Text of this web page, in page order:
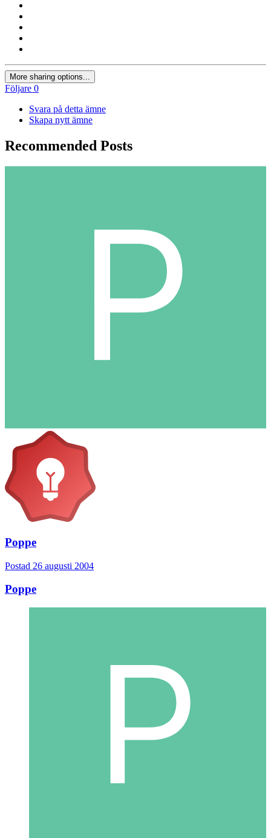
More sharing options...
Följare 0
Svara på detta ämne
Skapa nytt ämne
Recommended Posts
Poppe
Postad 26 augusti 2004
Poppe